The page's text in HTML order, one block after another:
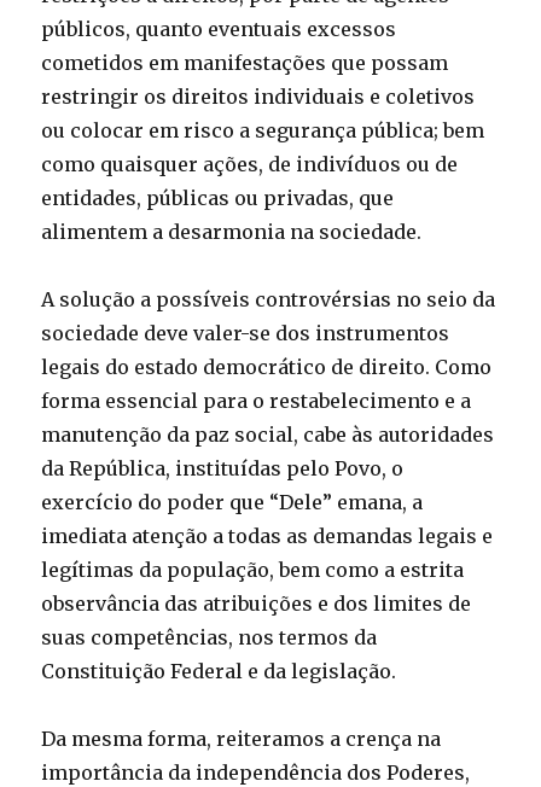
públicos, quanto eventuais excessos
cometidos em manifestações que possam
restringir os direitos individuais e coletivos
ou colocar em risco a segurança pública; bem
como quaisquer ações, de indivíduos ou de
entidades, públicas ou privadas, que
alimentem a desarmonia na sociedade.
A solução a possíveis controvérsias no seio da
sociedade deve valer-se dos instrumentos
legais do estado democrático de direito. Como
forma essencial para o restabelecimento e a
manutenção da paz social, cabe às autoridades
da República, instituídas pelo Povo, o
exercício do poder que “Dele” emana, a
imediata atenção a todas as demandas legais e
legítimas da população, bem como a estrita
observância das atribuições e dos limites de
suas competências, nos termos da
Constituição Federal e da legislação.
Da mesma forma, reiteramos a crença na
importância da independência dos Poderes,